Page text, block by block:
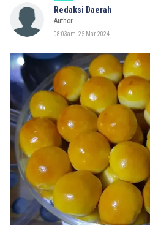
Redaksi Daerah
Author
08:03am, 25 Mar, 2024